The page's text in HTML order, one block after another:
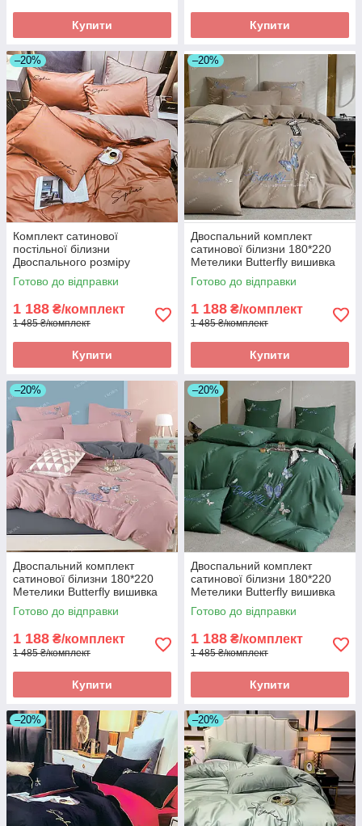
Купити Купити
–20%
Комплект сатинової
постільної білизни
Двоспального розміру
високої якості
Готово до відправки
1 188 ₴/комплект
1 485 ₴/комплект
Купити
–20%
Двоспальний комплект
сатинової білизни 180*220
Метелики Butterfly вишивка
Готово до відправки
1 188 ₴/комплект
1 485 ₴/комплект
Купити
–20%
Двоспальний комплект
сатинової білизни 180*220
Метелики Butterfly вишивка
Готово до відправки
1 188 ₴/комплект
1 485 ₴/комплект
Купити
–20%
Двоспальний комплект
сатинової білизни 180*220
Метелики Butterfly вишивка
Готово до відправки
1 188 ₴/комплект
1 485 ₴/комплект
Купити
–20% –20%